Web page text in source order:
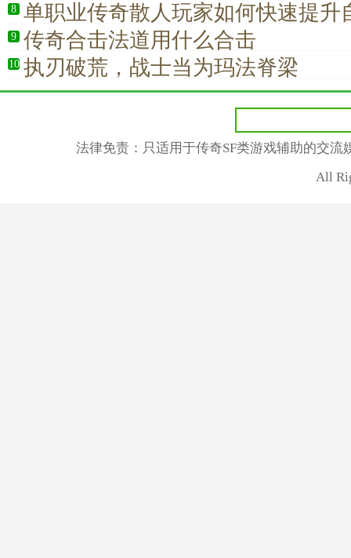
8 单职业传奇散人玩家如何快速提升
术？
9 传奇合击法道用什么合击
10 执刃破荒，战士当为玛法脊梁
法律免责：只适用于传奇SF类游戏辅助的交
All